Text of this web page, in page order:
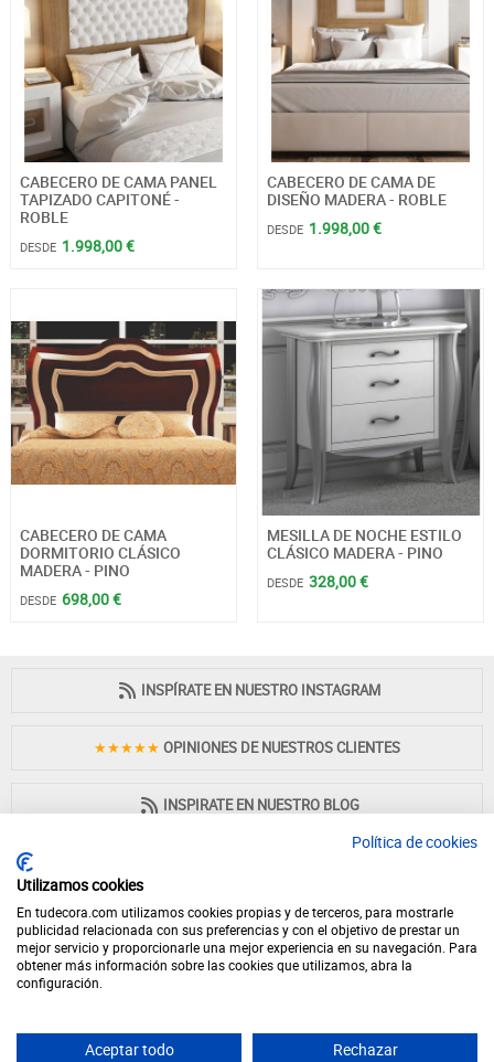
CABECERO DE CAMA PANEL
TAPIZADO CAPITONÉ -
ROBLE
DESDE 1.998,00 €
CABECERO DE CAMA DE
DISEÑO MADERA - ROBLE
DESDE 1.998,00 €
CABECERO DE CAMA
DORMITORIO CLÁSICO
MADERA - PINO
DESDE 698,00 €
MESILLA DE NOCHE ESTILO
CLÁSICO MADERA - PINO
DESDE 328,00 €
INSPÍRATE EN NUESTRO INSTAGRAM
★★★★★ OPINIONES DE NUESTROS CLIENTES
INSPIRATE EN NUESTRO BLOG
PAGO 100% SEGURO
Política de cookies
Utilizamos cookies
En tudecora.com utilizamos cookies propias y de terceros, para mostrarle
publicidad relacionada con sus preferencias y con el objetivo de prestar un
mejor servicio y proporcionarle una mejor experiencia en su navegación. Para
obtener más información sobre las cookies que utilizamos, abra la
configuración.
Aceptar todo Rechazar